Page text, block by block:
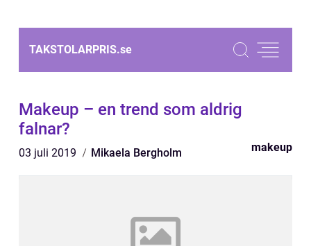
TAKSTOLARPRIS.se
Makeup – en trend som aldrig
falnar?
03 juli 2019 Mikaela Bergholm makeup